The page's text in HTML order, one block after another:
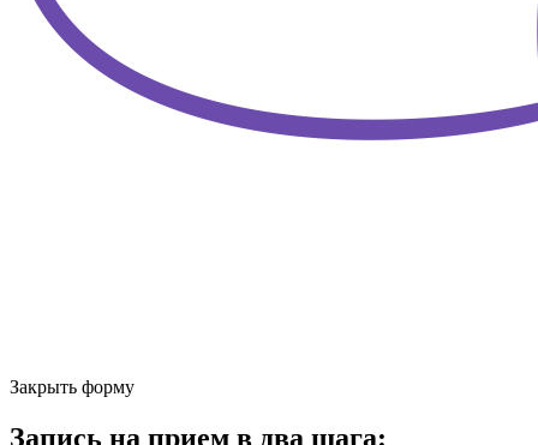
Закрыть форму
Запись на прием в два шага: